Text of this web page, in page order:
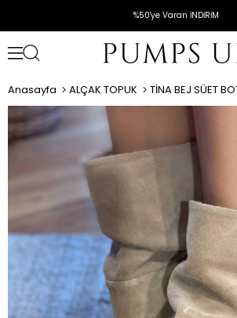
%50'ye Varan İNDİRİM
Anasayfa ALÇAK TOPUK TİNA BEJ SÜET